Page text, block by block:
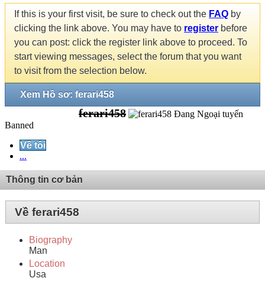
If this is your first visit, be sure to check out the FAQ by
clicking the link above. You may have to register before
you can post: click the register link above to proceed. To
start viewing messages, select the forum that you want
to visit from the selection below.
Xem Hồ sơ: ferari458
ferari458
Banned
Về tôi
...
Thông tin cơ bản
Về ferari458
Biography
Man
Location
Usa